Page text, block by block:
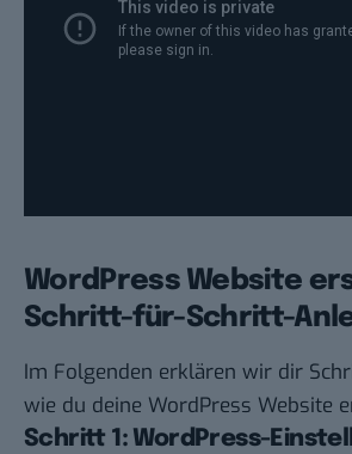
WordPress Website
Schritt-für-Schritt-
Im Folgenden erklären wir dir
wie du deine WordPress Website
Schritt 1: WordPress-